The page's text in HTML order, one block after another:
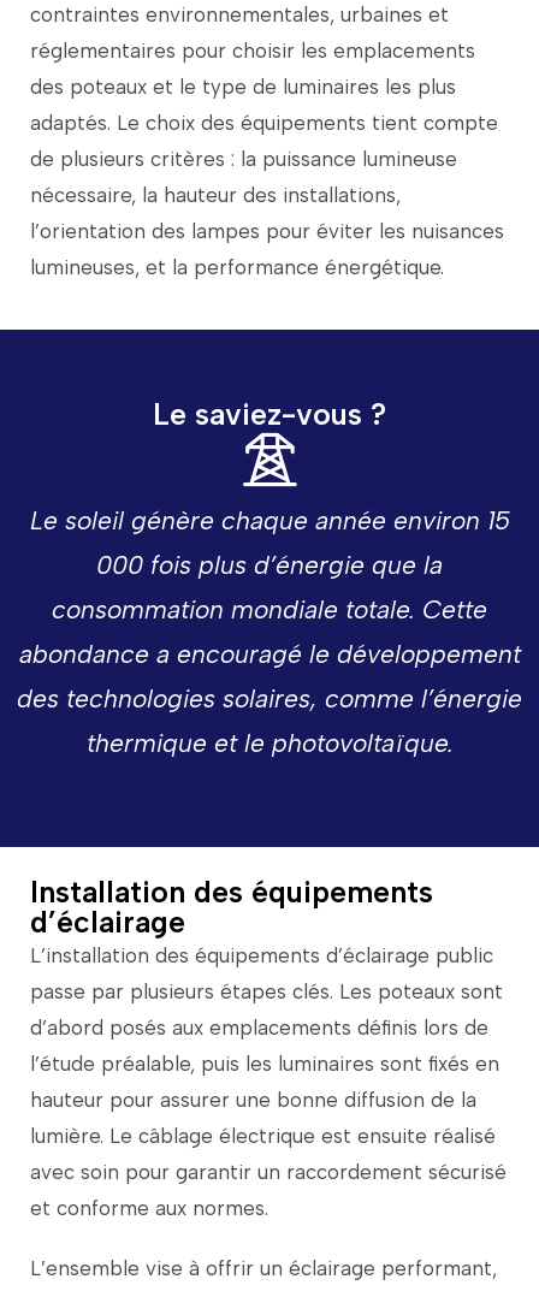
contraintes environnementales, urbaines et
réglementaires pour choisir les emplacements
des poteaux et le type de luminaires les plus
adaptés. Le choix des équipements tient compte
de plusieurs critères : la puissance lumineuse
nécessaire, la hauteur des installations,
l’orientation des lampes pour éviter les nuisances
lumineuses, et la performance énergétique.
Le saviez-vous ?
Le soleil génère chaque année environ 15
000 fois plus d’énergie que la
consommation mondiale totale. Cette
abondance a encouragé le développement
des technologies solaires, comme l’énergie
thermique et le photovoltaïque.
Installation des équipements
d’éclairage
L’installation des équipements d’éclairage public
passe par plusieurs étapes clés. Les poteaux sont
d’abord posés aux emplacements définis lors de
l’étude préalable, puis les luminaires sont fixés en
hauteur pour assurer une bonne diffusion de la
lumière. Le câblage électrique est ensuite réalisé
avec soin pour garantir un raccordement sécurisé
et conforme aux normes.
L’ensemble vise à offrir un éclairage performant,